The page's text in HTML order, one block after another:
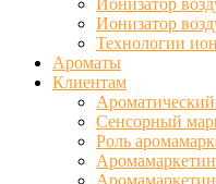
Ионизатор
Ионизатор
Технологии
Ароматы
Клиентам
Сенсорный
Роль